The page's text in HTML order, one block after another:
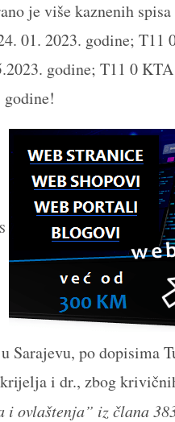
je više kaznenih
01. 2023. godine; T11
godine; T11 0
godine!
Sarajevu, po dopisima
i dr., zbog
i ovlaštenja” iz člana